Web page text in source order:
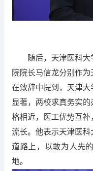
随后，天津医科
院院长马信龙分别作
在致辞中提到，天津
显著，两校求真务实
格相近，医工优势互
流长。他表示天津医
道路上，以敢为人先
地。